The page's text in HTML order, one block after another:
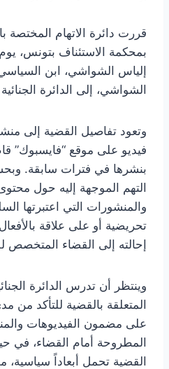
قررت دائرة الاتهام المختصة
بمحكمة الاستئناف بتونس،
إلياس الشواشي، ابن
الشواشي، إلى الدائرة
وتعود تفاصيل القضية إلى
فيديو على موقع “فايسبوك”
بنشرها في فترات سابقة.
التهم الموجهة إليه حول
والمنشورات التي اعتبرتها
تحريضية أو على علاقة
إحالته إلى القضاء المتخصص
وينتظر أن تدرس الدائرة
المتعلقة بالقضية للتأكد من
على مضمون الفيديوهات
المطروحة أمام القضاء، في
القضية تحمل أبعاداً